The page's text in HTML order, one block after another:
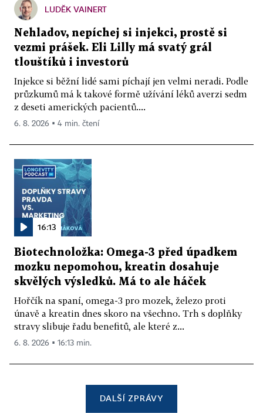
LUDĚK VAINERT
Nehladov, nepíchej si injekci, prostě si
vezmi prášek. Eli Lilly má svatý grál
tlouštíků i investorů
Injekce si běžní lidé sami píchají jen velmi neradi. Podle
průzkumů má k takové formě užívání léků averzi sedm
z deseti amerických pacientů....
6. 8. 2026 ▪ 4 min. čtení
16:13
Biotechnoložka: Omega-3 před úpadkem
mozku nepomohou, kreatin dosahuje
skvělých výsledků. Má to ale háček
Hořčík na spaní, omega-3 pro mozek, železo proti
únavě a kreatin dnes skoro na všechno. Trh s doplňky
stravy slibuje řadu benefitů, ale které z...
6. 8. 2026 ▪ 16:13 min.
DALŠÍ ZPRÁVY